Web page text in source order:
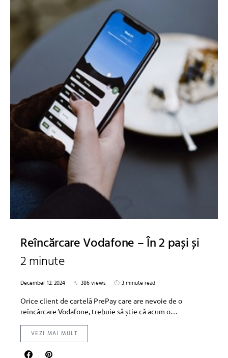
Reîncărcare Vodafone – În 2 pași și
2 minute
December 12, 2024 386 views
3 minute read
Orice client de cartelă PrePay care are nevoie de o
reîncărcare Vodafone, trebuie să știe că acum o…
VEZI MAI MULT